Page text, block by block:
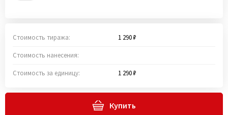
Стоимость тиража: 1 290 ₽
Стоимость нанесения:
Стоимость за единицу: 1 290 ₽
Купить